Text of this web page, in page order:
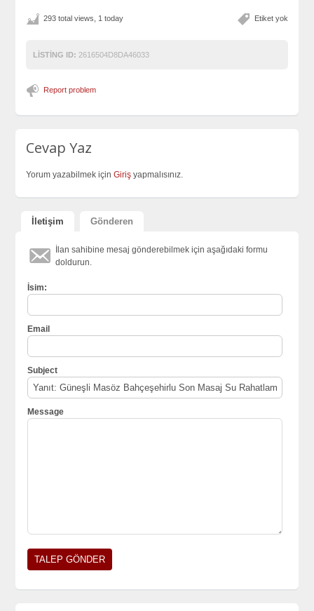
Etiket yok
293 total views, 1 today
LISTING ID: 2616504D8DA46033
Report problem
Cevap Yaz
Yorum yazabilmek içinGirişyapmalısınız.
İletişim Gönderen
İlan sahibine mesaj gönderebilmek için aşağıdaki formu
doldurun.
İsim:
Email
Subject
Message